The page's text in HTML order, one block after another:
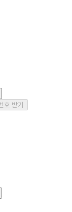
호 받기